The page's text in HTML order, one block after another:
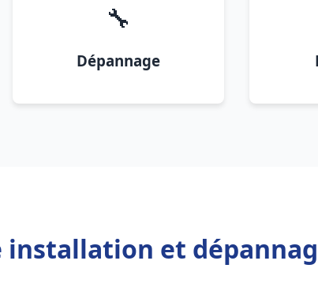
🔧
Dépannage
installation et